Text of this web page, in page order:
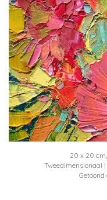
20 x 20
Tweedimensionaal
Getoond